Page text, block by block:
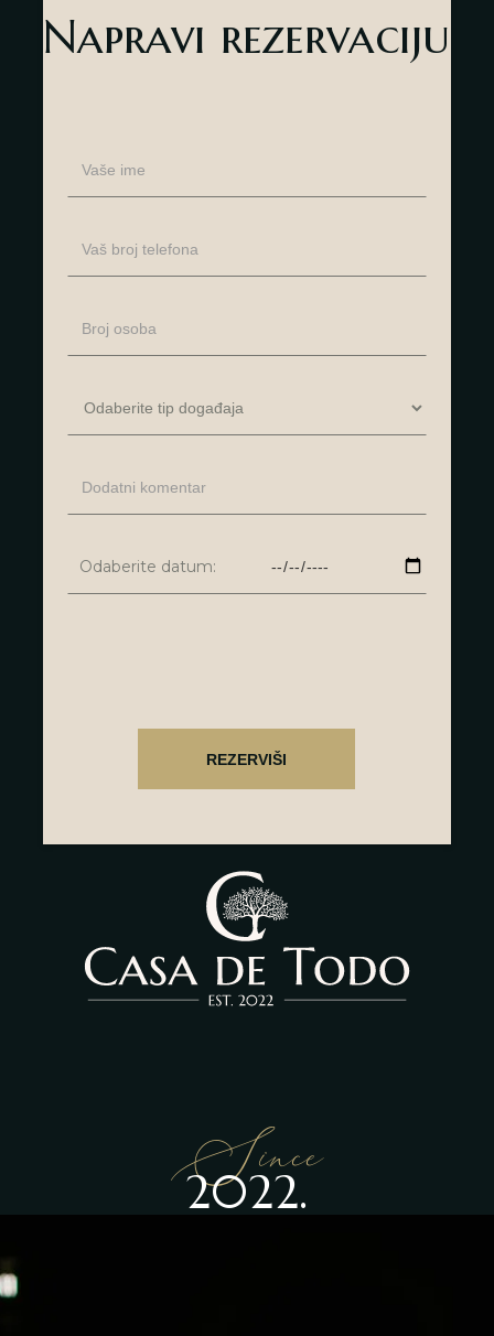
Since
2022.
Napravi rezervaciju
Odaberite datum: